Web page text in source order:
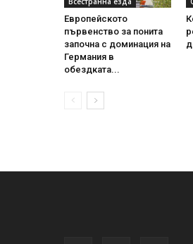
Европейското
първенство за понита
започна с доминация на
Германия в
обездката...